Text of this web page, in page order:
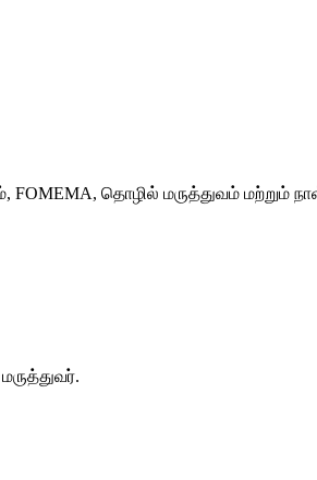
FOMEMA, தொழில் மருத்துவம் மற்றும்